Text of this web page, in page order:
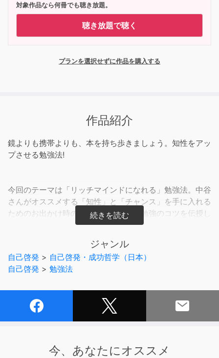
対象作品なら何冊でも聴き放題。
聴き放題で聴く
プランを選択せずに作品を購入する
作品紹介
鏡よりも携帯よりも、本を持ち歩きましょう。知性をアッ
プさせる勉強法!
今回のテーマは「リッチマインドになれる」勉強法。中谷
さんがオススメする「知性」と「チャンス」を手に入れる
ためのお出かけ時の必須アイテムや、勉強のコツを伝授し
ます。中谷流・勉強術で、あなたの知性もヴァージョンア
ジャンル
自己啓発 > 自己啓発・成功哲学（日本）
自己啓発 > 勉強法
今、あなたにオススメ